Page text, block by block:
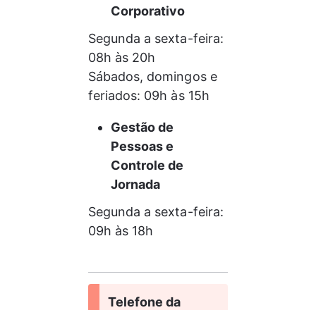
Corporativo
Segunda a sexta-feira:
08h às 20h
Sábados, domingos e
feriados: 09h às 15h
Gestão de
Pessoas e
Controle de
Jornada
Segunda a sexta-feira:
09h às 18h
Telefone da